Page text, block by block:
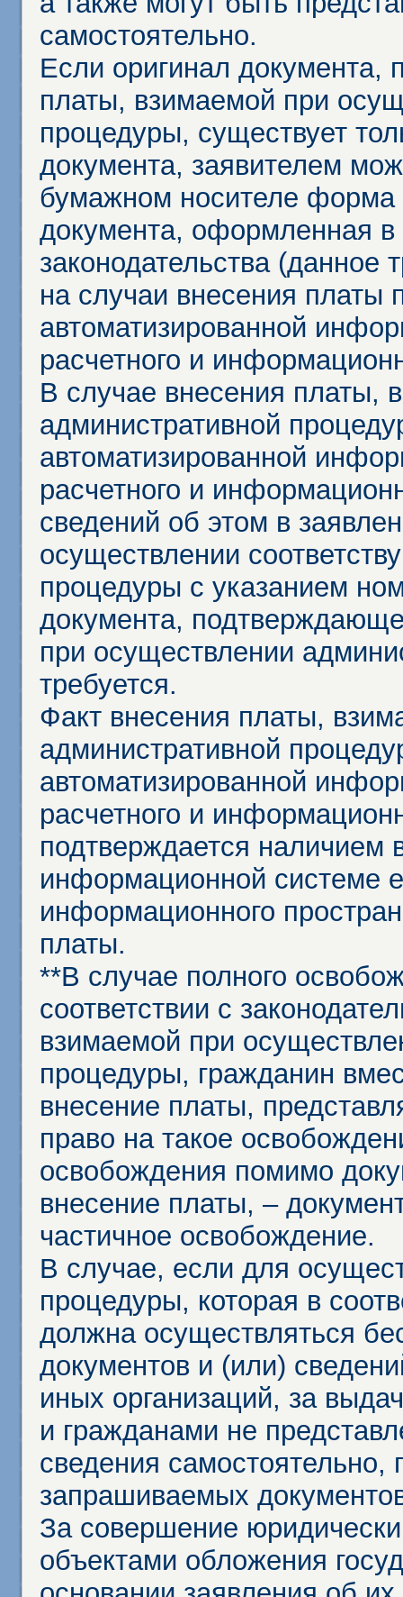
самостоятельно.
Если оригинал документа,
платы, взимаемой при
процедуры, существует
документа, заявителем
бумажном носителе форма
документа, оформленная в
законодательства (данное
на случаи внесения платы
автоматизированной
расчетного и
В случае внесения платы,
административной
автоматизированной
расчетного и
сведений об этом в
осуществлении
процедуры с указанием
документа,
при осуществлении
требуется.
Факт внесения платы,
административной
автоматизированной
расчетного и
подтверждается наличием
информационной системе
информационного
платы.
**В случае полного
соответствии с
взимаемой при
процедуры, гражданин
внесение платы,
право на такое
освобождения помимо
внесение платы, –
частичное освобождение.
В случае, если для
процедуры, которая в
должна осуществляться
документов и (или)
иных организаций, за
и гражданами не
сведения
запрашиваемых
За совершение
объектами обложения